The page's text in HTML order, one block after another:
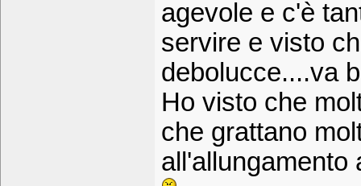
agevole e c'è
servire e visto
debolucce....va
Ho visto che
che grattano
all'allungamento